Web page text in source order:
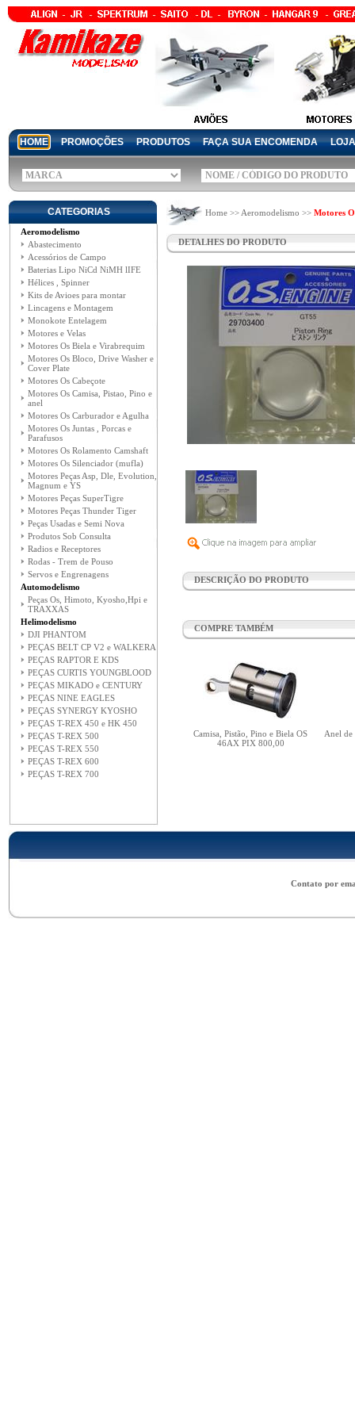
HOME PROMOÇÕES PRODUTOS FAÇA SUA ENCOMENDA LOJA
CATEGORIAS
Aeromodelismo
Abastecimento
Acessórios de Campo
Baterias Lipo NiCd NiMH lIFE
Hélices , Spinner
Kits de Avioes para montar
Lincagens e Montagem
Monokote Entelagem
Motores e Velas
Motores Os Biela e Virabrequim
Motores Os Bloco, Drive Washer e
Cover Plate
Motores Os Cabeçote
Motores Os Camisa, Pistao, Pino e
anel
Motores Os Carburador e Agulha
Motores Os Juntas , Porcas e
Parafusos
Motores Os Rolamento Camshaft
Motores Os Silenciador (mufla)
Motores Peças Asp, Dle, Evolution,
Magnum e YS
Motores Peças SuperTigre
Motores Peças Thunder Tiger
Peças Usadas e Semi Nova
Produtos Sob Consulta
Radios e Receptores
Rodas - Trem de Pouso
Servos e Engrenagens
Automodelismo
Peças Os, Himoto, Kyosho,Hpi e
TRAXXAS
Helimodelismo
DJI PHANTOM
PEÇAS BELT CP V2 e WALKERA
PEÇAS RAPTOR E KDS
PEÇAS CURTIS YOUNGBLOOD
PEÇAS MIKADO e CENTURY
PEÇAS NINE EAGLES
PEÇAS SYNERGY KYOSHO
PEÇAS T-REX 450 e HK 450
PEÇAS T-REX 500
PEÇAS T-REX 550
PEÇAS T-REX 600
PEÇAS T-REX 700
Home >> Aeromodelismo >> Motores
DETALHES DO PRODUTO
DESCRIÇÃO DO PRODUTO
COMPRE TAMBÉM
Camisa, Pistão, Pino e Biela OS
46AX PIX 800,00
Anel de
Contato por